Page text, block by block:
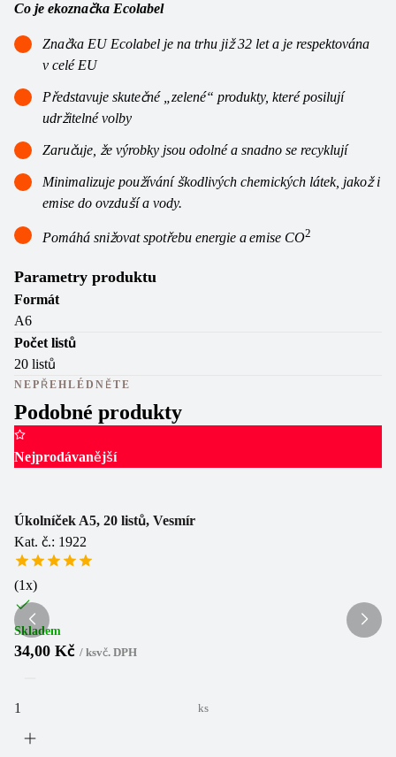
Co je ekoznačka Ecolabel
Značka EU Ecolabel je na trhu již 32 let a je respektována
v celé EU
Představuje skutečné „zelené“ produkty, které posilují
udržitelné volby
Zaručuje, že výrobky jsou odolné a snadno se recyklují
Minimalizuje používání škodlivých chemických látek, jakož i
emise do ovzduší a vody.
Pomáhá snižovat spotřebu energie aemise CO2
Parametry produktu
Formát
A6
Počet listů
20 listů
NEPŘEHLÉDNĚTE
Podobné produkty
Nejprodávanější
Úkolníček A5, 20 listů, Vesmír
Kat. č.: 1922
(1x)
Skladem
34,00 Kč / ksvč. DPH
ks